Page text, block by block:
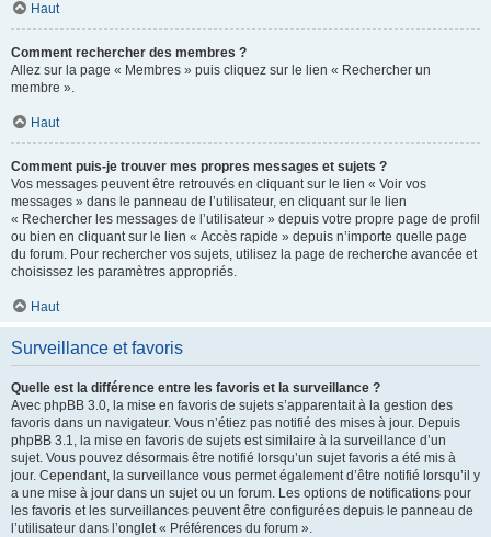
Haut
Comment rechercher des membres ?
Allez sur la page « Membres » puis cliquez sur le lien « Rechercher un
membre ».
Haut
Comment puis-je trouver mes propres messages et sujets ?
Vos messages peuvent être retrouvés en cliquant sur le lien « Voir vos
messages » dans le panneau de l’utilisateur, en cliquant sur le lien
« Rechercher les messages de l’utilisateur » depuis votre propre page de profil
ou bien en cliquant sur le lien « Accès rapide » depuis n’importe quelle page
du forum. Pour rechercher vos sujets, utilisez la page de recherche avancée et
choisissez les paramètres appropriés.
Haut
Surveillance et favoris
Quelle est la différence entre les favoris et la surveillance ?
Avec phpBB 3.0, la mise en favoris de sujets s’apparentait à la gestion des
favoris dans un navigateur. Vous n’étiez pas notifié des mises à jour. Depuis
phpBB 3.1, la mise en favoris de sujets est similaire à la surveillance d’un
sujet. Vous pouvez désormais être notifié lorsqu’un sujet favoris a été mis à
jour. Cependant, la surveillance vous permet également d’être notifié lorsqu’il y
a une mise à jour dans un sujet ou un forum. Les options de notifications pour
les favoris et les surveillances peuvent être configurées depuis le panneau de
l’utilisateur dans l’onglet « Préférences du forum ».